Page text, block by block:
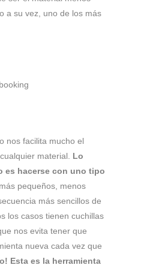
a su vez, uno de los más
nos facilita mucho el
material. Lo
es hacerse con uno tipo
pequeños, menos
más sencillos de
los casos tienen cuchillas
nos evita tener que
nueva cada vez que
Esta es la herramienta